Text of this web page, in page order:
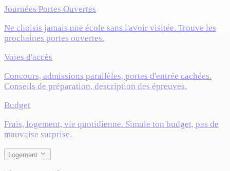
Journées Portes Ouvertes
Ne choisis jamais une école sans l'avoir visitée. Trouve les
prochaines portes ouvertes.
Voies d'accès
Concours, admissions parallèles, portes d'entrée cachées.
Conseils de préparation, description des épreuves.
Budget
Frais, logement, vie quotidienne. Simule ton budget, pas de
mauvaise surprise.
Logement